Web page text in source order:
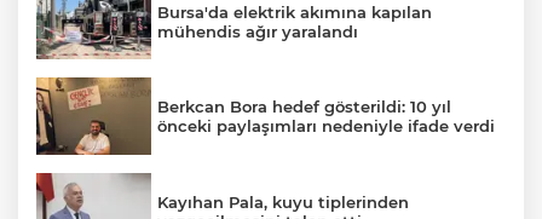
Bursa'da elektrik akımına kapılan
mühendis ağır yaralandı
Berkcan Bora hedef gösterildi: 10 yıl
önceki paylaşımları nedeniyle ifade verdi
Kayıhan Pala, kuyu tiplerinden